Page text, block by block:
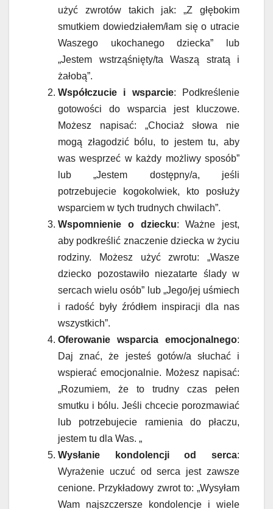
użyć zwrotów takich jak: „Z głębokim
smutkiem dowiedziałem/łam się o utracie
Waszego ukochanego dziecka” lub
„Jestem wstrząśnięty/ta Waszą stratą i
żałobą”.
Współczucie i wsparcie: Podkreślenie
gotowości do wsparcia jest kluczowe.
Możesz napisać: „Chociaż słowa nie
mogą złagodzić bólu, to jestem tu, aby
was wesprzeć w każdy możliwy sposób”
lub „Jestem dostępny/a, jeśli
potrzebujecie kogokolwiek, kto posłuży
wsparciem w tych trudnych chwilach”.
Wspomnienie o dziecku: Ważne jest,
aby podkreślić znaczenie dziecka w życiu
rodziny. Możesz użyć zwrotu: „Wasze
dziecko pozostawiło niezatarte ślady w
sercach wielu osób” lub „Jego/jej uśmiech
i radość były źródłem inspiracji dla nas
wszystkich”.
Oferowanie wsparcia emocjonalnego:
Daj znać, że jesteś gotów/a słuchać i
wspierać emocjonalnie. Możesz napisać:
„Rozumiem, że to trudny czas pełen
smutku i bólu. Jeśli chcecie porozmawiać
lub potrzebujecie ramienia do płaczu,
jestem tu dla Was. „
Wysłanie kondolencji od serca:
Wyrażenie uczuć od serca jest zawsze
cenione. Przykładowy zwrot to: „Wysyłam
Wam najszczersze kondolencje i wiele